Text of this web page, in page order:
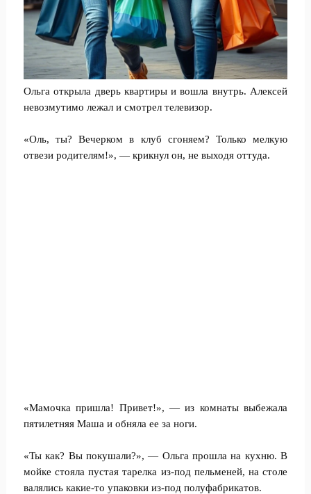
Ольга открыла дверь квартиры и вошла внутрь. Алексей
невозмутимо лежал и смотрел телевизор.
«Оль, ты? Вечерком в клуб сгоняем? Только мелкую
отвези родителям!», — крикнул он, не выходя оттуда.
«Мамочка пришла! Привет!», — из комнаты выбежала
пятилетняя Маша и обняла ее за ноги.
«Ты как? Вы покушали?», — Ольга прошла на кухню. В
мойке стояла пустая тарелка из-под пельменей, на столе
валялись какие-то упаковки из-под полуфабрикатов.